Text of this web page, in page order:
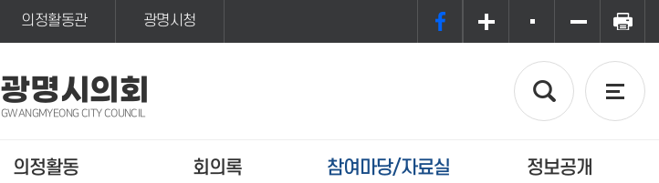
의정활동관 광명시청
광명시의회
GWANGMYEONG CITY COUNCIL
의정활동 회의록 참여마당/자료실 정보공개